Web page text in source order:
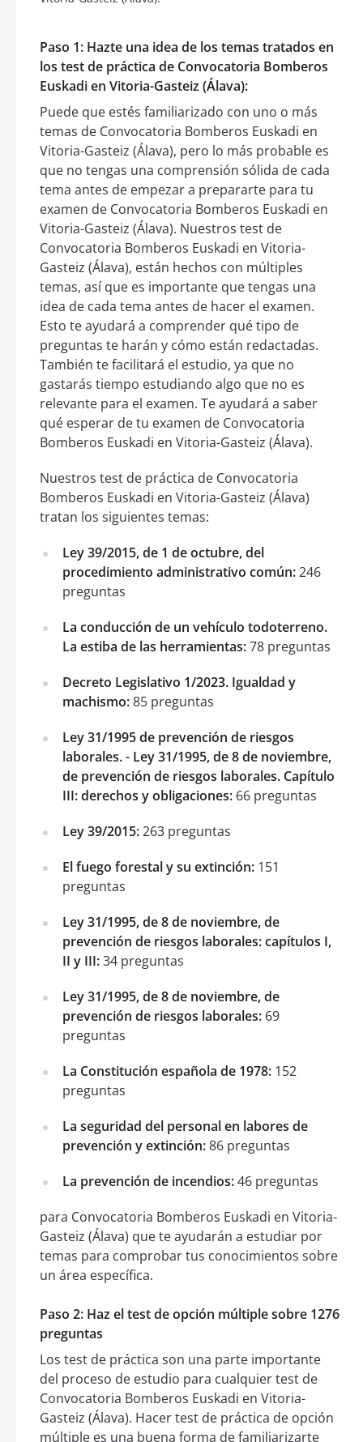
Paso 1: Hazte una idea de los temas tratados en
los test de práctica de Convocatoria Bomberos
Euskadi en Vitoria-Gasteiz (Álava):
Puede que estés familiarizado con uno o más
temas de Convocatoria Bomberos Euskadi en
Vitoria-Gasteiz (Álava), pero lo más probable es
que no tengas una comprensión sólida de cada
tema antes de empezar a prepararte para tu
examen de Convocatoria Bomberos Euskadi en
Vitoria-Gasteiz (Álava). Nuestros test de
Convocatoria Bomberos Euskadi en Vitoria-
Gasteiz (Álava), están hechos con múltiples
temas, así que es importante que tengas una
idea de cada tema antes de hacer el examen.
Esto te ayudará a comprender qué tipo de
preguntas te harán y cómo están redactadas.
También te facilitará el estudio, ya que no
gastarás tiempo estudiando algo que no es
relevante para el examen. Te ayudará a saber
qué esperar de tu examen de Convocatoria
Bomberos Euskadi en Vitoria-Gasteiz (Álava).
Nuestros test de práctica de Convocatoria
Bomberos Euskadi en Vitoria-Gasteiz (Álava)
tratan los siguientes temas:
Ley 39/2015, de 1 de octubre, del
procedimiento administrativo común:246
preguntas
La conducción de un vehículo todoterreno.
La estiba de las herramientas:78 preguntas
Decreto Legislativo 1/2023. Igualdad y
machismo:85 preguntas
Ley 31/1995 de prevención de riesgos
laborales. - Ley 31/1995, de 8 de noviembre,
de prevención de riesgos laborales. Capítulo
III: derechos y obligaciones: 66 preguntas
Ley 39/2015:263 preguntas
El fuego forestal y su extinción: 151
preguntas
Ley 31/1995, de 8 de noviembre, de
prevención de riesgos laborales: capítulos I,
II y III:34 preguntas
Ley 31/1995, de 8 de noviembre, de
prevención de riesgos laborales: 69
preguntas
La Constitución española de 1978: 152
preguntas
La seguridad del personal en labores de
prevención y extinción:86 preguntas
La prevención de incendios:46 preguntas
para Convocatoria Bomberos Euskadi en Vitoria-
Gasteiz (Álava) que te ayudarán a estudiar por
temas para comprobar tus conocimientos sobre
un área específica.
Paso 2: Haz el test de opción múltiple sobre 1276
preguntas
Los test de práctica son una parte importante
del proceso de estudio para cualquier test de
Convocatoria Bomberos Euskadi en Vitoria-
Gasteiz (Álava). Hacer test de práctica de opción
múltiple es una buena forma de familiarizarte